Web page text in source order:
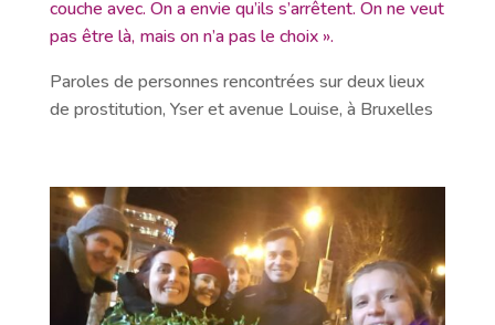
couche avec. On a envie qu’ils s’arrêtent. On ne veut
pas être là, mais on n’a pas le choix ».
Paroles de personnes rencontrées sur deux lieux
de prostitution, Yser et avenue Louise, à Bruxelles